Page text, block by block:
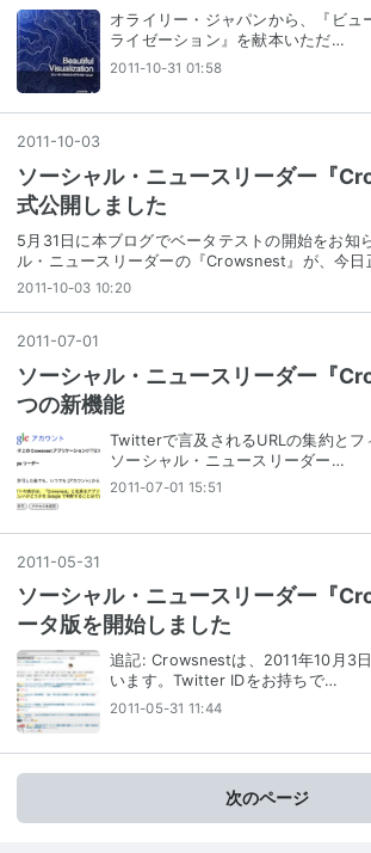
オライリー・ジャパンから、『ビュ
ライゼーション』を献本いただ…
2011-10-31 01:58
2011 -10-03
ソーシャル・ニュースリーダー『
式公開しました
5月31日に本ブログでベータテストの開始をお知
ル・ニュースリーダーの『Crowsnest』が、今
2011-10-03 10:20
2011 -07-01
ソーシャル・ニュースリーダー『
つの新機能
Twitterで言及されるURLの集約とフ
ソーシャル・ニュースリーダー…
2011-07-01 15:51
2011-05-31
ソーシャル・ニュースリーダー『
ータ版を開始しました
追記: Crowsnestは、2011年10月3
います。Twitter IDをお持ちで…
2011-05-31 11:44
次のページ